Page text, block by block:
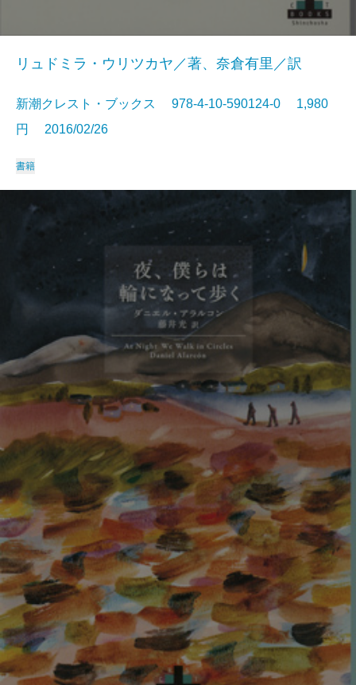
リュドミラ・ウリツカヤ／著、奈倉有里／訳
新潮クレスト・ブックス 978-4-10-590124-0 1,980
円 2016/02/26
書籍